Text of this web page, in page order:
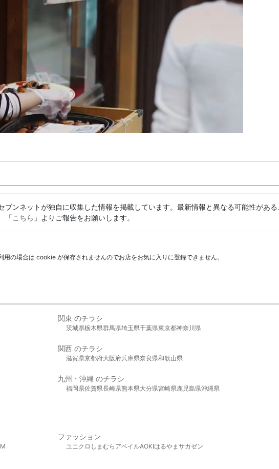
ンネットが独自に収集した情報を掲載しています。最新情報と異なる可能性があ
「こちら 」よりご報告をお願いします。
の場合は cookie が保存されませんのでお店をお気に入りに登録できません。
関東 のチラシ
茨城県栃木県群馬県埼玉県千葉県東京都神奈川県
関西 のチラシ
滋賀県京都府大阪府兵庫県奈良県和歌山県
九州・沖縄 のチラシ
福岡県佐賀県長崎県熊本県大分県宮崎県鹿児島県沖縄県
ファッション
ユニクロ しまむら アベイルAOKIはるやま サカゼン